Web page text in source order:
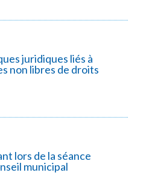
juridiques liés à
non libres de droits
lors de la séance
municipal